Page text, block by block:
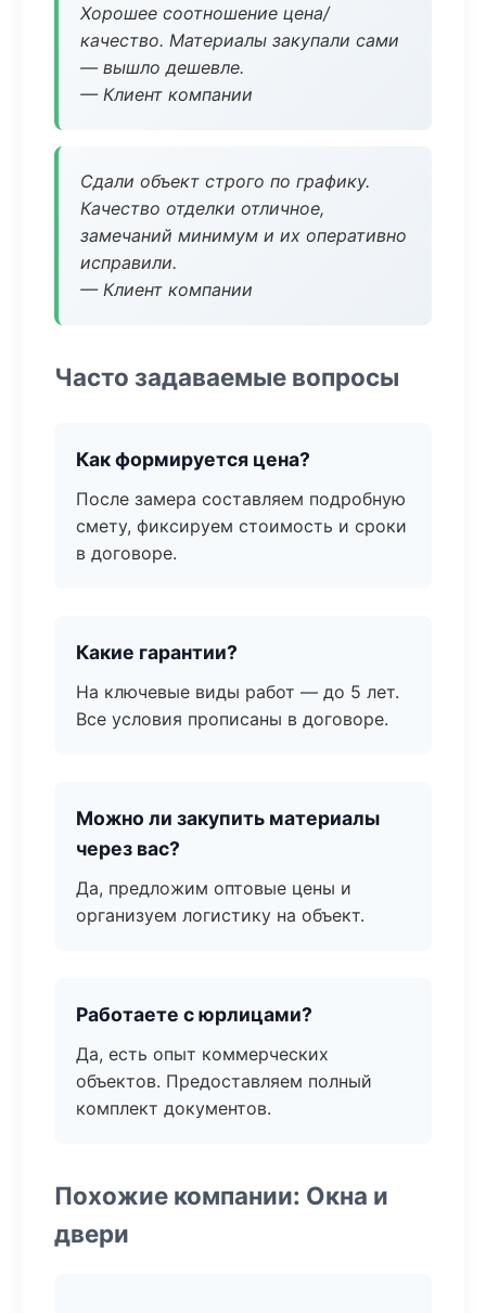
Хорошее соотношение цена/
качество. Материалы закупали сами
— вышло дешевле.
— Клиент компании
Сдали объект строго по графику.
Качество отделки отличное,
замечаний минимум и их оперативно
исправили.
— Клиент компании
Часто задаваемые вопросы
Как формируется цена?
После замера составляем подробную
смету, фиксируем стоимость и сроки
в договоре.
Какие гарантии?
На ключевые виды работ — до 5 лет.
Все условия прописаны в договоре.
Можно ли закупить материалы
через вас?
Да, предложим оптовые цены и
организуем логистику на объект.
Работаете с юрлицами?
Да, есть опыт коммерческих
объектов. Предоставляем полный
комплект документов.
Похожие компании: Окна и
двери